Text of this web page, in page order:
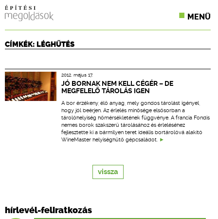
MENÜ
KONFERENCIÁK
CPR TERMÉKKIÍRÁS
ÉPÍTÉSI JOG
ONLINE KÉPZÉSEK
TERVEZÉSI SEGÉDLETEK
CÍMKÉK: LÉGHŰTÉS
2012. május 17.
JÓ BORNAK NEM KELL CÉGÉR – DE
MEGFELELŐ TÁROLÁS IGEN
A bor érzékeny, élő anyag, mely gondos tárolást igényel,
hogy jól beérjen. Az érlelés minősége elsősorban a
tárolóhelyiség hőmérsékletének függvénye. A francia Fondis
nemes borok szakszerű tárolásához és érleléséhez
fejlesztette ki a bármilyen teret ideális bortárolóvá alakító
WineMaster helyiséghűtő gépcsaládot.
vissza
hírlevél-feliratkozás